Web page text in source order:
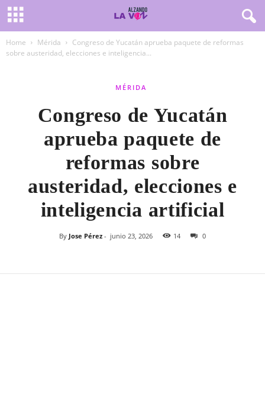
Home Mérida
Congreso de Yucatán aprueba paquete de reformas
sobre austeridad, elecciones e inteligencia...
MÉRIDA
Congreso de Yucatán
aprueba paquete de
reformas sobre
austeridad, elecciones e
inteligencia artificial
By Jose Pérez - junio 23, 2026 14 0